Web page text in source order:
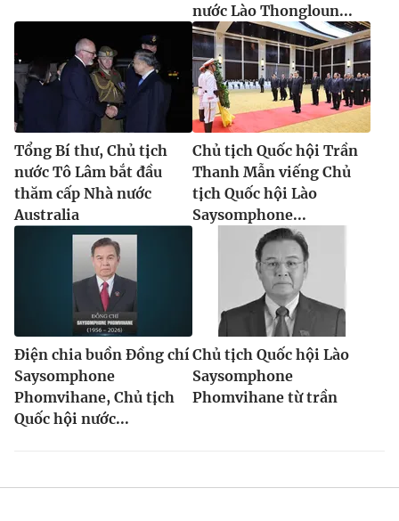
nước Lào Thongloun...
Tổng Bí thư, Chủ tịch
nước Tô Lâm bắt đầu
thăm cấp Nhà nước
Australia
Chủ tịch Quốc hội Trần
Thanh Mẫn viếng Chủ
tịch Quốc hội Lào
Saysomphone...
Điện chia buồn Đồng chí
Saysomphone
Phomvihane, Chủ tịch
Quốc hội nước...
Chủ tịch Quốc hội Lào
Saysomphone
Phomvihane từ trần